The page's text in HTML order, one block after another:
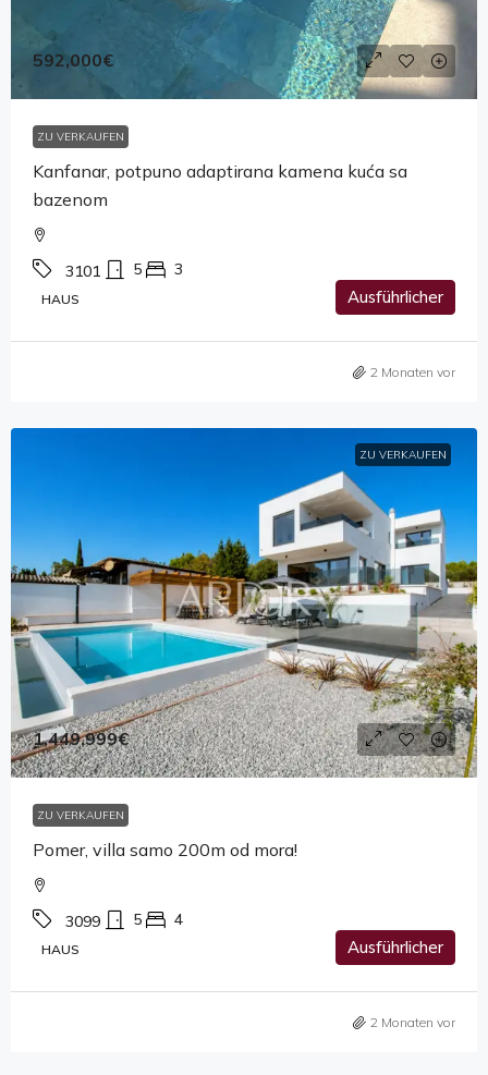
592,000€
ZU VERKAUFEN
Kanfanar, potpuno adaptirana kamena kuća sa
bazenom
3101 5 3
HAUS Ausführlicher
2 Monaten vor
ZU VERKAUFEN
1,449,999€
ZU VERKAUFEN
Pomer, villa samo 200m od mora!
3099 5 4
HAUS Ausführlicher
2 Monaten vor